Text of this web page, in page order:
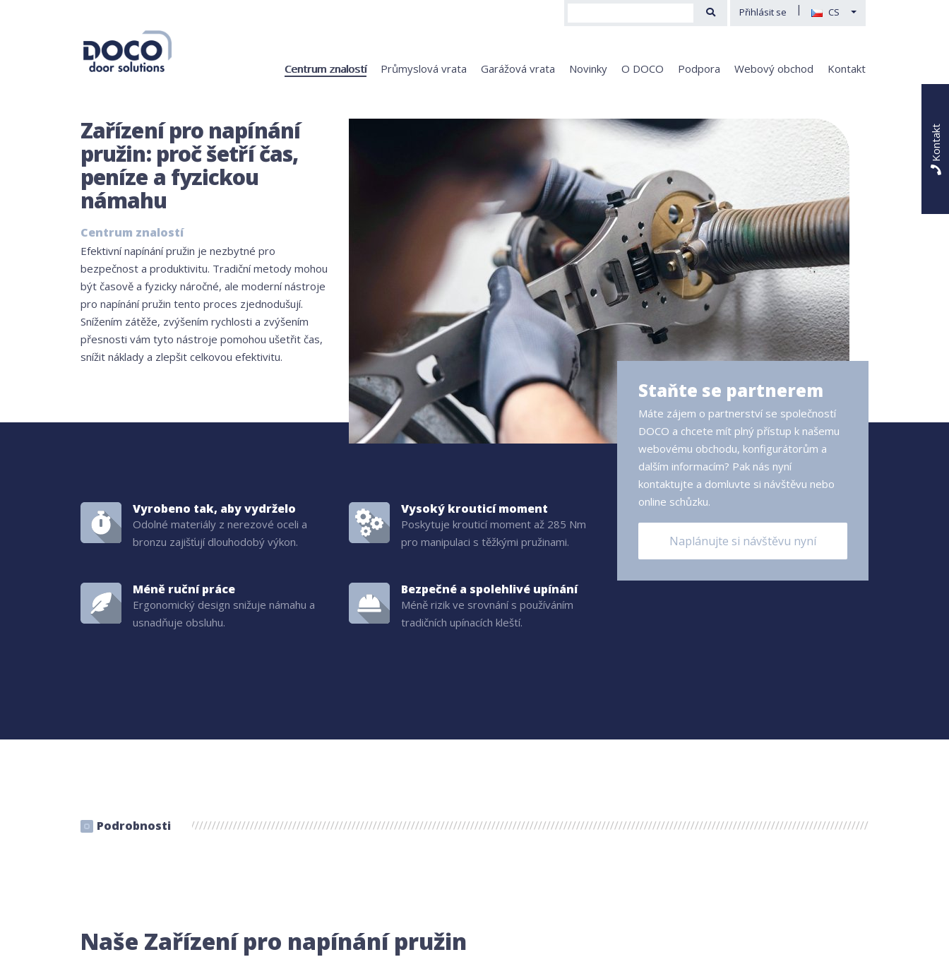
Přihlásit se | CS
Centrum znalostí Průmyslová vrata Garážová vrata Novinky O DOCO Podpora Webový obchod Kontakt
Kontakt
Zařízení pro napínání
pružin: proč šetří čas,
peníze a fyzickou
námahu
Centrum znalostí
Efektivní napínání pružin je nezbytné pro
bezpečnost a produktivitu. Tradiční metody mohou
být časově a fyzicky náročné, ale moderní nástroje
pro napínání pružin tento proces zjednodušují.
Snížením zátěže, zvýšením rychlosti a zvýšením
přesnosti vám tyto nástroje pomohou ušetřit čas,
snížit náklady a zlepšit celkovou efektivitu.
Vyrobeno tak, aby vydrželo
Odolné materiály z nerezové oceli a
bronzu zajišťují dlouhodobý výkon.
Vysoký krouticí moment
Poskytuje krouticí moment až 285 Nm
pro manipulaci s těžkými pružinami.
Méně ruční práce
Ergonomický design snižuje námahu a
usnadňuje obsluhu.
Bezpečné a spolehlivé upínání
Méně rizik ve srovnání s používáním
tradičních upínacích kleští.
Staňte se partnerem
Máte zájem o partnerství se společností
DOCO a chcete mít plný přístup k našemu
webovému obchodu, konfigurátorům a
dalším informacím? Pak nás nyní
kontaktujte a domluvte si návštěvu nebo
online schůzku.
Naplánujte si návštěvu nyní
Podrobnosti
Naše Zařízení pro napínání pružin